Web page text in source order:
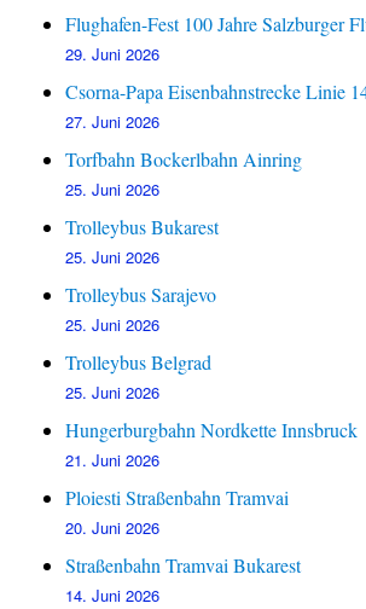
Flughafen-Fest 100 Jahre Salzburger
29. Juni 2026
Csorna-Papa Eisenbahnstrecke Linie
27. Juni 2026
Torfbahn Bockerlbahn Ainring
25. Juni 2026
Trolleybus Bukarest
25. Juni 2026
Trolleybus Sarajevo
25. Juni 2026
Trolleybus Belgrad
25. Juni 2026
Hungerburgbahn Nordkette Innsbruck
21. Juni 2026
Ploiesti Straßenbahn Tramvai
20. Juni 2026
Straßenbahn Tramvai Bukarest
14. Juni 2026